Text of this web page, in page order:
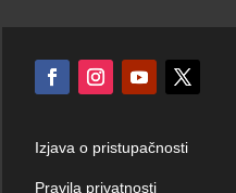
Izjava o pristupačnosti
Pravila privatnosti